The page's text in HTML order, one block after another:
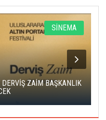
SİNEMA
ZAİM BAŞKANLIK